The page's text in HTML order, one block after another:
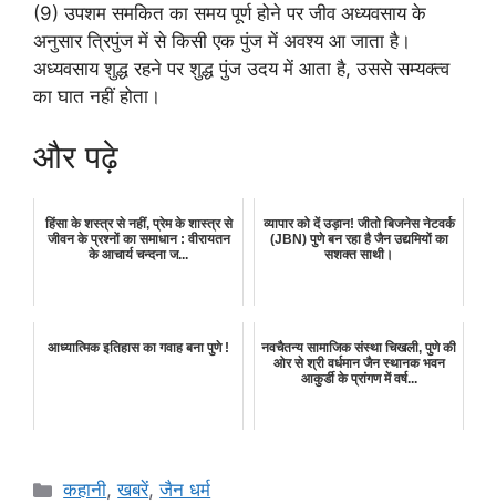
(9) उपशम समकित का समय पूर्ण होने पर जीव अध्यवसाय के
अनुसार त्रिपुंज में से किसी एक पुंज में अवश्य आ जाता है।
अध्यवसाय शुद्ध रहने पर शुद्ध पुंज उदय में आता है, उससे सम्यक्त्व
का घात नहीं होता।
और पढ़े
हिंसा के शस्त्र से नहीं, प्रेम के शास्त्र से
जीवन के प्रश्नों का समाधान : वीरायतन
के आचार्य चन्दना ज...
व्यापार को दें उड़ान! जीतो बिजनेस नेटवर्क
(JBN) पुणे बन रहा है जैन उद्यमियों का
सशक्त साथी।
आध्यात्मिक इतिहास का गवाह बना पुणे !
नवचैतन्य सामाजिक संस्था चिखली, पुणे की
ओर से श्री वर्धमान जैन स्थानक भवन
आकुर्डी के प्रांगण में वर्ष...
Categories
कहानी,खबरें,जैन धर्म